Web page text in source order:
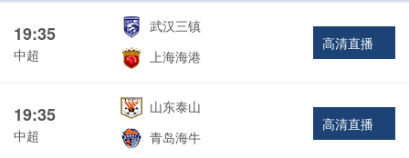
19:35
中超
武汉三镇
上海海港
高清直播
19:35
中超
山东泰山
青岛海牛
高清直播